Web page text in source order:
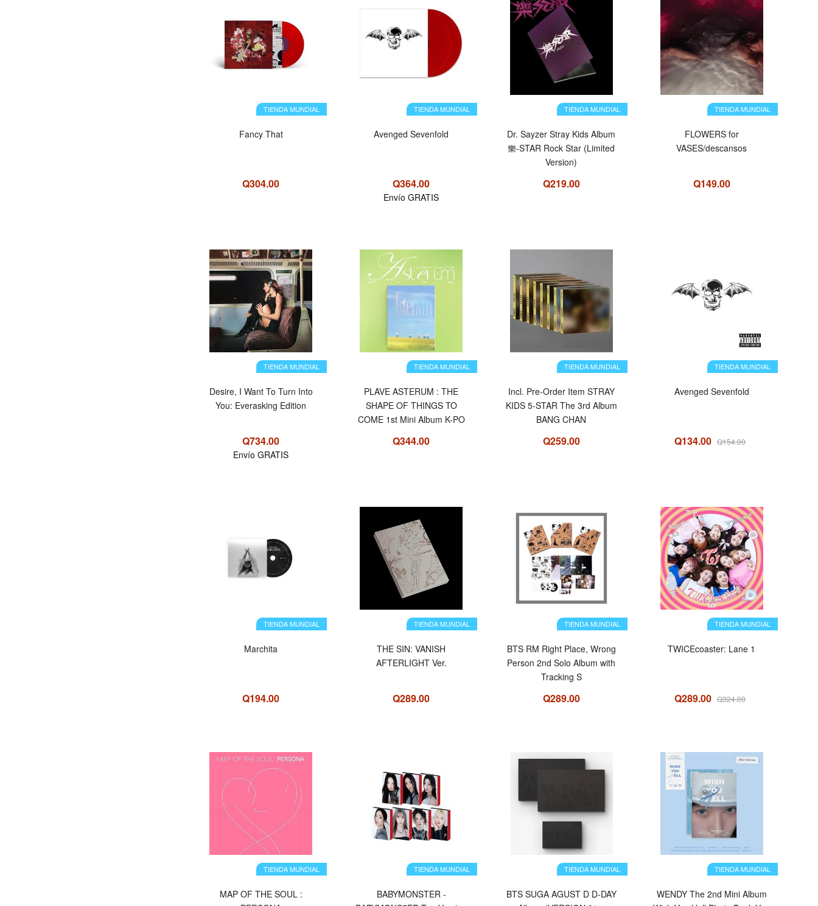
TIENDA MUNDIAL
Fancy That
Q304.00
TIENDA MUNDIAL
Avenged Sevenfold
Q364.00
Envío GRATIS
TIENDA MUNDIAL
Dr. Sayzer Stray Kids Album
樂-STAR Rock Star (Limited
Version)
Q219.00
TIENDA MUNDIAL
FLOWERS for
VASES/descansos
Q149.00
TIENDA MUNDIAL
Desire, I Want To Turn Into
You: Everasking Edition
Q734.00
Envío GRATIS
TIENDA MUNDIAL
PLAVE ASTERUM : THE
SHAPE OF THINGS TO
COME 1st Mini Album K-PO
Q344.00
TIENDA MUNDIAL
Incl. Pre-Order Item STRAY
KIDS 5-STAR The 3rd Album
BANG CHAN
Q259.00
TIENDA MUNDIAL
Avenged Sevenfold
Q134.00 Q154.00
TIENDA MUNDIAL
Marchita
Q194.00
TIENDA MUNDIAL
THE SIN: VANISH
AFTERLIGHT Ver.
Q289.00
TIENDA MUNDIAL
BTS RM Right Place, Wrong
Person 2nd Solo Album with
Tracking S
Q289.00
OFERTA
TIENDA MUNDIAL
TWICEcoaster: Lane 1
Q289.00 Q324.00
TIENDA MUNDIAL
MAP OF THE SOUL :
TIENDA MUNDIAL
BABYMONSTER -
TIENDA MUNDIAL
BTS SUGA AGUST D D-DAY
TIENDA MUNDIAL
WENDY The 2nd Mini Album